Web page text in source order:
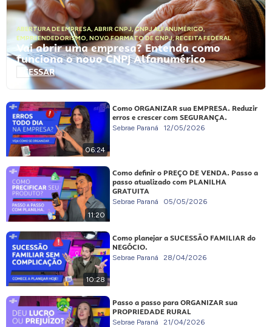
ABERTURA DE EMPRESA, ABRIR CNPJ,CNPJ ALFANUMÉRICO,
EMPREENDEDORISMO, NOVO FORMATO DE CNPJ,RECEITA FEDERAL
Vai abrir uma empresa? Entenda como
funciona o novo CNPJ Alfanumérico
ACESSAR
06:24
Como ORGANIZAR sua EMPRESA. Reduzir
erros e crescer com SEGURANÇA.
Sebrae Paraná 12/05/2026
11:20
Como definir o PREÇO DE VENDA. Passo a
passo atualizado com PLANILHA
GRATUITA
Sebrae Paraná 05/05/2026
10:28
Como planejar a SUCESSÃO FAMILIAR do
NEGÓCIO.
Sebrae Paraná 28/04/2026
Passo a passo para ORGANIZAR sua
PROPRIEDADE RURAL
Sebrae Paraná 21/04/2026